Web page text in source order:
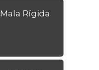
Mala Rígida